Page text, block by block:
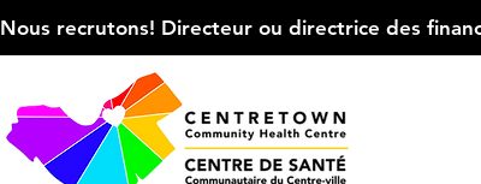
Nous recrutons! Directeur ou directrice des